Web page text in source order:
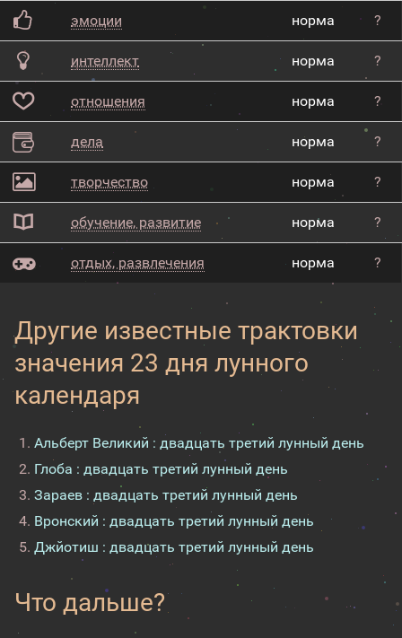
эмоции норма ?
интеллект норма ?
отношения норма ?
дела норма ?
творчество норма ?
обучение, развитие норма ?
отдых, развлечения норма ?
Другие известные трактовки
значения 23 дня лунного
календаря
Альберт Великий : двадцать третий лунный день
Глоба : двадцать третий лунный день
Зараев : двадцать третий лунный день
Вронский : двадцать третий лунный день
Джйотиш : двадцать третий лунный день
Что дальше?